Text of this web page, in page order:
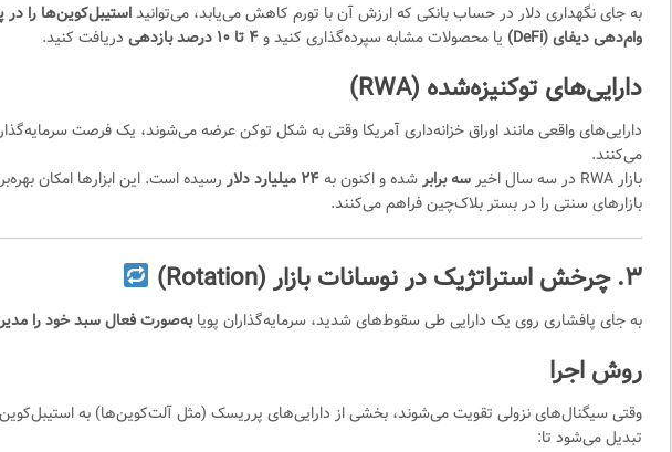
به جای نگهداری دلار در حساب بانکی که ارزش آن با تورم کاهش می‌یابد، می‌توانیداستیبل‌کوین‌ها را
وام‌دهی دیفای (DeFi)
یا محصولات مشابه سپرده‌گذاری کنید و۴ تا ۱۰ درصد بازدهی دریافت کنید.
دارایی‌های توکنیزه‌شده (RWA)
دارایی‌های واقعی مانند اوراق خزانه‌داری آمریکا وقتی به شکل توکن عرضه می‌شوند، یک فرصت
می‌کنند.
بازار RWA در سه سال اخیر
سه برابرشده و اکنون به۲۴ میلیارد دلار
رسیده است. این ابزارها امکان
بازارهای سنتی را در بستر بلاک‌چین فراهم می‌کنند.
۳. چرخش استراتژیک در نوسانات بازار (Rotation)
به جای پافشاری روی یک دارایی طی سقوط‌های شدید، سرمایه‌گذاران پویابه‌صورت فعال سبد خود را
روش اجرا
وقتی سیگنال‌های نزولی تقویت می‌شوند، بخشی از دارایی‌های پرریسک (مثل آلت‌کوین‌ها) به
تبدیل می‌شود تا: